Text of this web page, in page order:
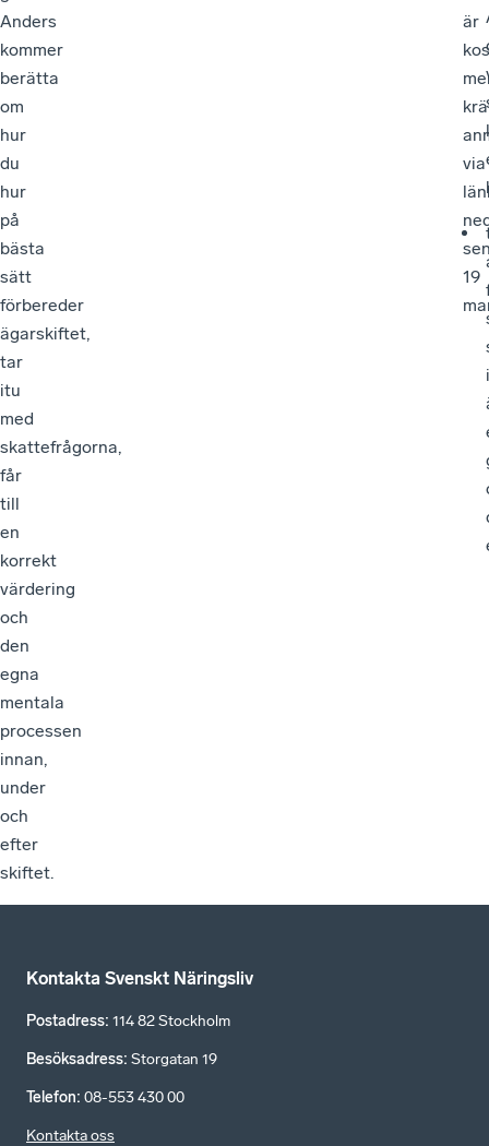
Anders
kommer
berätta
om
hur
du
hur
på
bästa
sätt
förbereder
ägarskiftet,
tar
itu
med
skattefrågorna,
får
till
en
korrekt
värdering
och
den
egna
mentala
processen
innan,
under
och
efter
skiftet.
är
via
19
Kontakta Svenskt Näringsliv
Postadress: 114 82 Stockholm
Besöksadress: Storgatan 19
Telefon: 08-553 430 00
Kontakta oss